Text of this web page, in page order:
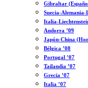
Gibraltar
Suecia-Alemania-
Italia-
Andorra ’09
Japón-China
Bélgica ’08
Portugal ’07
Tailandia ’07
Grecia ’07
Italia ’07